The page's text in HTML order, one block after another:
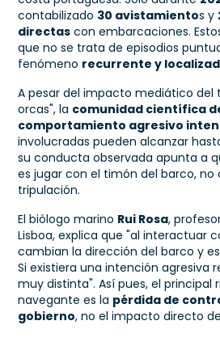
contabilizado 30 avistamientos y
directas con embarcaciones.
que no se trata de episodios
fenómeno recurrente y
A pesar del impacto mediático del
orcas", la comunidad científica
comportamiento agresivo
involucradas pueden alcanzar
su conducta observada apunta a
es jugar con el timón del barco, no
tripulación.
El biólogo marino Rui Rosa,
Lisboa, explica que "al interactuar
cambian la dirección del barco y
Si existiera una intención agresiva
muy distinta". Así pues, el principal
navegante es la pérdida de
gobierno, no el impacto directo